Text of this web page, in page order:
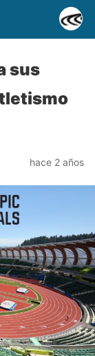
sus
hace 2 años